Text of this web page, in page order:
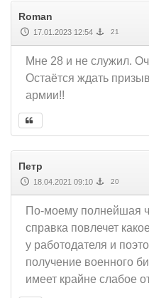
Roman
17.01.2023 12:54 21
Мне 28 и не служил.
Остаётся ждать
армии!!
Петр
18.04.2021 09:10 20
По-моему полнейшая
справка повлечет
у работодателя и
получение военного
имеет крайне слабое